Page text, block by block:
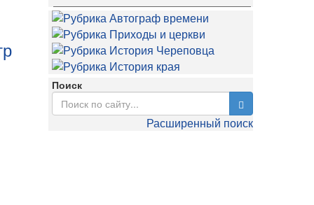
Поиск
Расширенный поиск